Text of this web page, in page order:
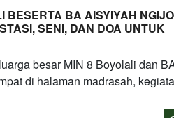
BESERTA BA AISYIYAH NGIJO
SENI, DAN DOA UNTUK
besar MIN 8 Boyolali dan
di halaman madrasah,